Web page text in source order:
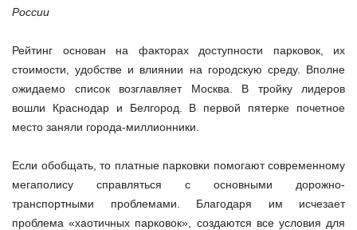
России
Рейтинг основан на факторах доступности парковок, их
стоимости, удобстве и влиянии на городскую среду. Вполне
ожидаемо список возглавляет Москва. В тройку лидеров
вошли Краснодар и Белгород. В первой пятерке почетное
место заняли города-миллионники.
Если обобщать, то платные парковки помогают современному
мегаполису справляться с основными дорожно-
транспортными проблемами. Благодаря им исчезает
проблема «хаотичных парковок», создаются все условия для